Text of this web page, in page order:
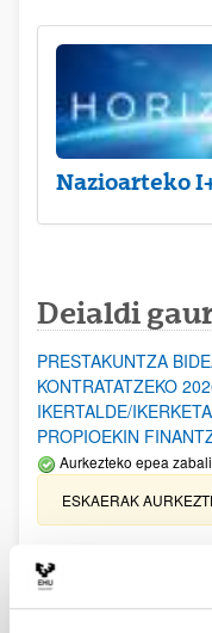
Nazioarteko
Deialdi
PRESTAKUNTZA
KONTRATATZEKO
IKERTALDE/
PROPIOEKIN
Aurkezteko epea
ESKAERAK
erosi eta berritzeko
Izapide irekia